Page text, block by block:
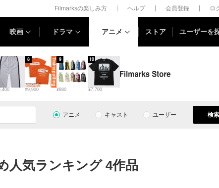
Filmarksの楽しみ方 ヘルプ 会員登録 ロ
映画 ドラマ アニメ ストア ユーザーを
¥9,900
8
¥880
9
¥7,700
10
アニメ キャスト ユーザー 検索
人気ランキング 4作品